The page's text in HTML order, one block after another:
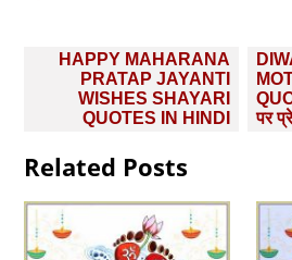
Post
navigation
HAPPY MAHARANA
PRATAP JAYANTI
WISHES SHAYARI
QUOTES IN HINDI
पर
Related Posts